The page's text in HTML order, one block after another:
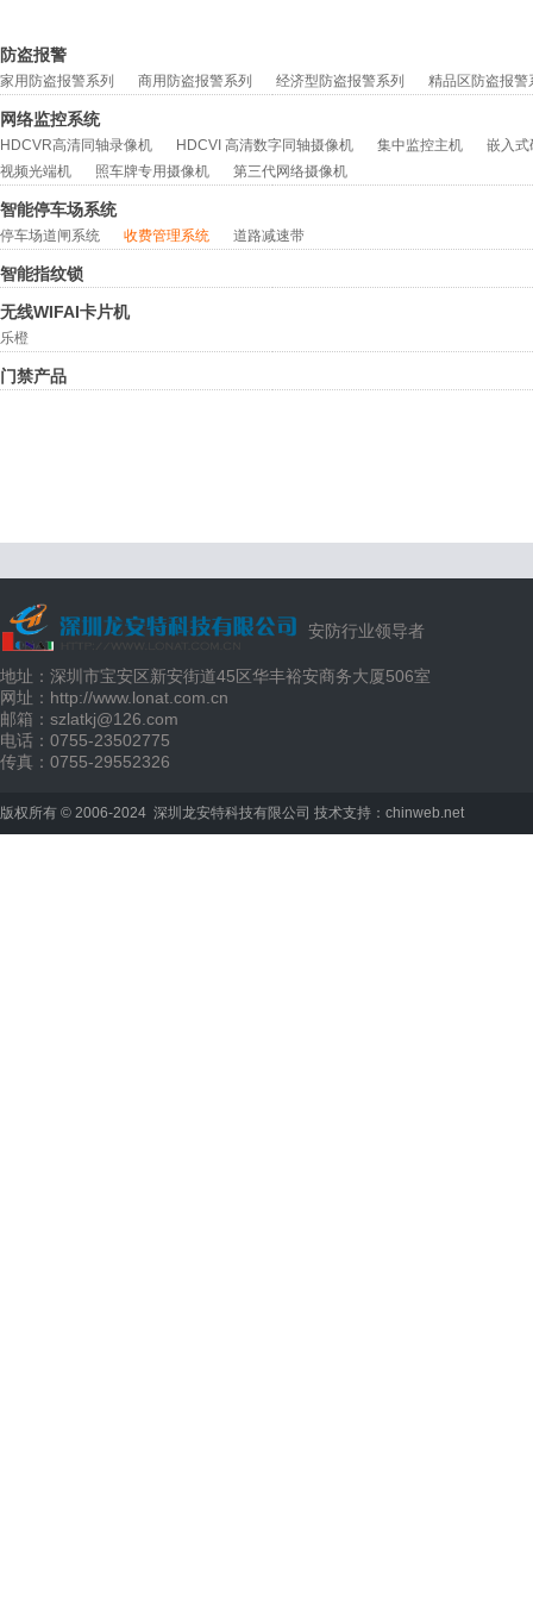
防盗报警
家用防盗报警系列 商用防盗报警系列 经济型防盗报警系列 精品区防盗报警
网络监控系统
HDCVR高清同轴录像机 HDCVI 高清数字同轴摄像机 集中监控主机
嵌入式
视频光端机
照车牌专用摄像机 第三代网络摄像机
智能停车场系统
停车场道闸系统 收费管理系统 道路减速带
智能指纹锁
无线WIFAI卡片机
乐橙
门禁产品
安防行业领导者
地址：深圳市宝安区新安街道45区华丰裕安商务大厦506室
网址：http://www.lonat.com.cn
邮箱：szlatkj@126.com
电话：0755-23502775
传真：0755-29552326
版权所有 © 2006-2024 深圳龙安特科技有限公司 技术支持：chinweb.net